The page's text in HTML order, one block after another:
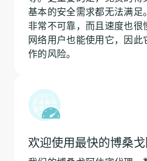
基本的安全需求都无法满足
非常不可靠，而且速度也很
网络用户也能使用它，因此
作的风险。
欢迎使用最快的博桑